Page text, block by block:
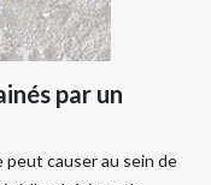
par un
causer au sein de